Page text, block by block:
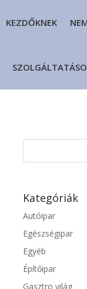
KEZDŐKNEK
Kategóriák
Autóipar
Egészségipar
Egyéb
Építőipar
Gasztro világ